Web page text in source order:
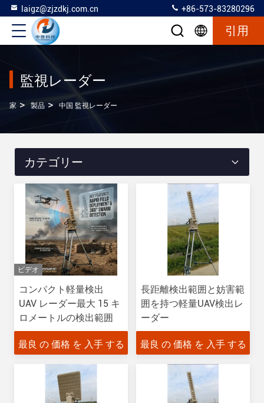
laigz@zjzdkj.com.cn +86-573-83280296
引用
監視レーダー
家 > 製品 > 中国 監視レーダー
カテゴリー
ビデオ
コンパクト軽量検出
UAV レーダー最大 15 キ
ロメートルの検出範囲
最良 の 価格 を 入手 する
長距離検出範囲と妨害範
囲を持つ軽量UAV検出レ
ーダー
最良 の 価格 を 入手 する